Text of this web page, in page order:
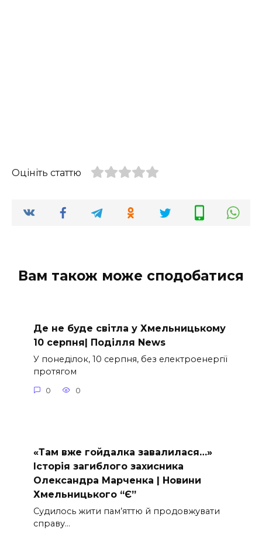
Оцініть статтю
Вам також може сподобатися
Де не буде світла у Хмельницькому
10 серпня| Поділля News
У понеділок, 10 серпня, без електроенергії
протягом
0 0
«Там вже гойдалка завалилася…»
Історія загиблого захисника
Олександра Марченка | Новини
Хмельницького “Є”
Судилось жити пам’яттю й продовжувати
справу…